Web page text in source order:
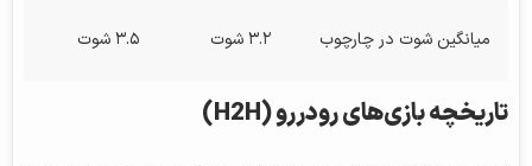
میانگین شوت در چارچوب ۳.۲ شوت ۳.۵ شوت
تاریخچه بازی‌های رودررو (H2H)